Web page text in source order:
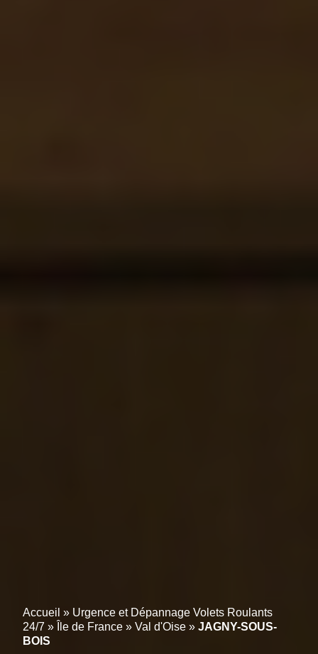
Accueil » Urgence et Dépannage Volets Roulants
24/7 » Île de France » Val d'Oise » JAGNY-SOUS-
BOIS